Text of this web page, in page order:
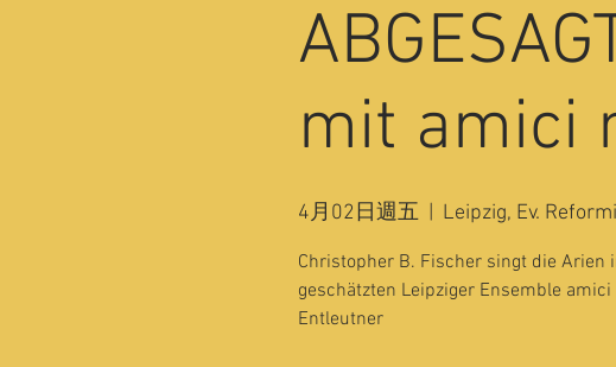
mit amici
4月02日週五
  |
Leipzig, Ev.
Christopher B. Fischer singt die
geschätzten Leipziger Ensemble
Entleutner